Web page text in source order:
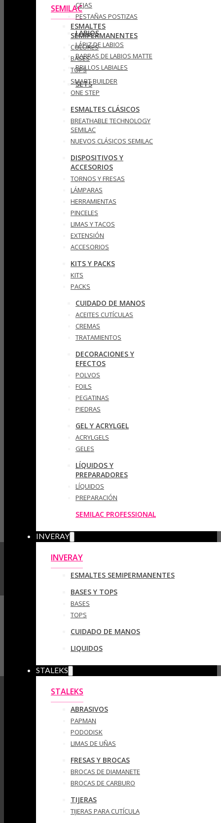
CEJAS
PESTAÑAS POSTIZAS
LABIOS
LÁPIZ DE LABIOS
BARRAS DE LABIOS MATTE
BRILLOS LABIALES
SETS
SEMILAC
ESMALTES
SEMIPERMANENTES
COLORES
BASES
TOPS
SMART BUILDER
ONE STEP
ESMALTES CLÁSICOS
BREATHABLE TECHNOLOGY
SEMILAC
NUEVOS CLÁSICOS SEMILAC
DISPOSITIVOS Y
ACCESORIOS
TORNOS Y FRESAS
LÁMPARAS
HERRAMIENTAS
PINCELES
LIMAS Y TACOS
EXTENSIÓN
ACCESORIOS
KITS Y PACKS
KITS
PACKS
CUIDADO DE MANOS
ACEITES CUTÍCULAS
CREMAS
TRATAMIENTOS
DECORACIONES Y
EFECTOS
POLVOS
FOILS
PEGATINAS
PIEDRAS
GEL Y ACRYLGEL
ACRYLGELS
GELES
LÍQUIDOS Y
PREPARADORES
LÍQUIDOS
PREPARACIÓN
SEMILAC PROFESSIONAL
INVERAY
INVERAY
ESMALTES SEMIPERMANENTES
BASES Y TOPS
BASES
TOPS
CUIDADO DE MANOS
LIQUIDOS
STALEKS
STALEKS
ABRASIVOS
PAPMAN
PODODISK
LIMAS DE UÑAS
FRESAS Y BROCAS
BROCAS DE DIAMANETE
BROCAS DE CARBURO
TIJERAS
TIJERAS PARA CUTÍCULA